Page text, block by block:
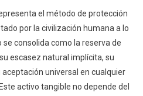
el método de protección
por la civilización humana a lo
se consolida como la reserva de
escasez natural implícita, su
universal en cualquier
activo tangible no depende del